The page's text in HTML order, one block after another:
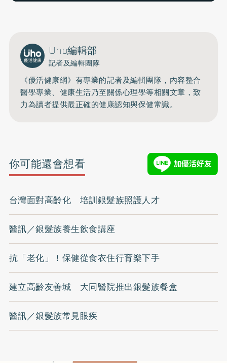
Uho編輯部
記者及編輯團隊
《優活健康網》有專業的記者及編輯團隊，內容整合
醫學專業、健康生活乃至關係心理學等相關文章，致
力為讀者提供最正確的健康認知與保健常識。
你可能還會想看
台灣面對高齡化 培訓銀髮族照護人才
醫訊／銀髮族養生飲食講座
抗「老化」！保健從食衣住行育樂下手
建立高齡友善城 大同醫院推出銀髮族餐盒
醫訊／銀髮族常見眼疾